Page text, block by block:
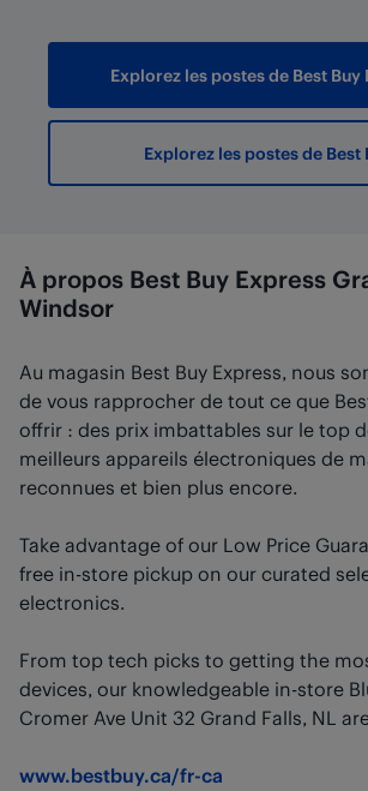
Explorez les postes de Best Buy
Explorez les postes de Best
À propos Best Buy Express
Windsor
Au magasin Best Buy Express, nous
de vous rapprocher de tout ce que
offrir : des prix imbattables sur le top
meilleurs appareils électroniques de
reconnues et bien plus encore.
Take advantage of our Low Price
free in-store pickup on our curated
electronics.
From top tech picks to getting the
devices, our knowledgeable in-store
Cromer Ave Unit 32 Grand Falls, NL
www.bestbuy.ca/fr-ca